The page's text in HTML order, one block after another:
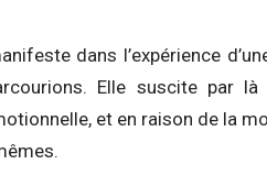
dans l’expérience
Elle suscite par
et en raison de la